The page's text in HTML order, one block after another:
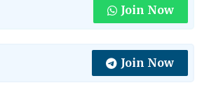
Join Now
Join Now